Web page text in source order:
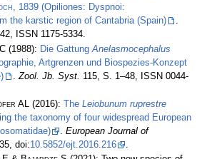
, 1839 (Opiliones: Dyspnoi:
the karstic region of Cantabria (Spain)
.
ISSN 1175-5334.
(1988): Die Gattung Anelasmocephalus
Artgrenzen und Biospezies-Konzept
Zool. Jb. Syst.
115, S. 1–48, ISSN 0044-
AL (2016): The Leiobunum ruprestre
the taxonomy of four widespread European
. European Journal of
doi:10.5852/ejt.2016.216
.